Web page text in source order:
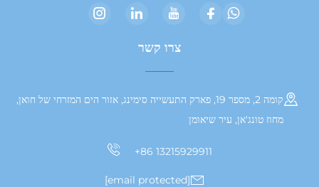
קומה 2, מספר 19, פארק התעשייה סימינג, אזור הים המזרחי של חואן,
טונג'אן, עיר שיאומן
+86 13215929911